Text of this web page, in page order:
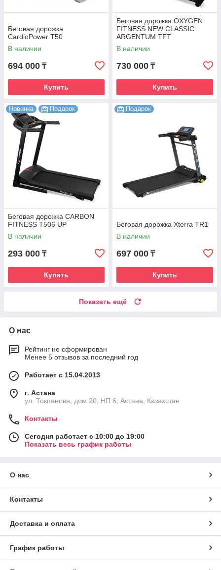
Беговая дорожка
CardioPower T50
В наличии
694 000 ₸
Купить
Беговая дорожка OXYGEN
FITNESS NEW CLASSIC
ARGENTUM TFT
В наличии
730 000 ₸
Купить
Новинка Подарок
Беговая дорожка CARBON
FITNESS T506 UP
В наличии
293 000 ₸
Купить
Подарок
Беговая дорожка Xterra TR1
В наличии
697 000 ₸
Купить
Показать ещё
О нас
Рейтинг не сформирован
Менее 5 отзывов за последний год
Работает с 15.04.2013
г. Астана
ул. Токпанова, дом 20, НП 6, Астана, Казахстан
Контакты
Сегодня работает с 10:00 до 19:00
Показать весь график работы
О нас
Контакты
Доставка и оплата
График работы